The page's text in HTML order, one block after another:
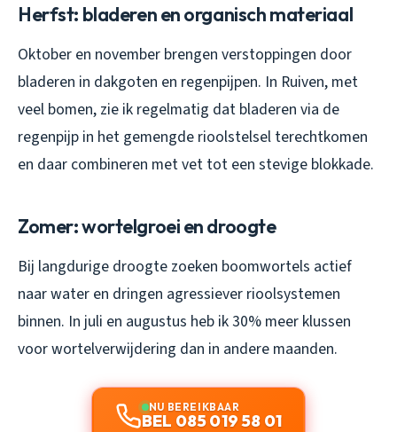
Herfst: bladeren en organisch materiaal
Oktober en november brengen verstoppingen door
bladeren in dakgoten en regenpijpen. In Ruiven, met
veel bomen, zie ik regelmatig dat bladeren via de
regenpijp in het gemengde rioolstelsel terechtkomen
en daar combineren met vet tot een stevige blokkade.
Zomer: wortelgroei en droogte
Bij langdurige droogte zoeken boomwortels actief
naar water en dringen agressiever rioolsystemen
binnen. In juli en augustus heb ik 30% meer klussen
voor wortelverwijdering dan in andere maanden.
NU BEREIKBAAR
BEL 085 019 58 01